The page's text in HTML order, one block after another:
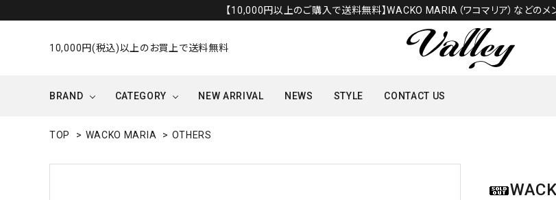
【10,000円以上のご購入で送料無料】WACKO MARIA（ワコマリア）など
10,000円(税込)以上のお買上で送料無料
BRAND CATEGORY NEW ARRIVAL NEWS STYLE CONTACT US
TOP > WACKO MARIA > OTHERS